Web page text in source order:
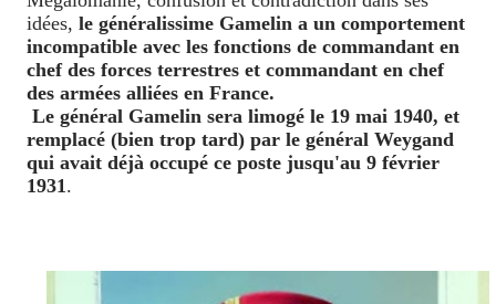
idées, le généralissime Gamelin a un comportement
incompatible avec les fonctions de commandant en
chef des forces terrestres et commandant en chef
des armées alliées en France.
Le général Gamelin sera limogé le 19 mai 1940, et
remplacé (bien trop tard) par le général Weygand
qui avait déjà occupé ce poste jusqu'au 9 février
1931 .